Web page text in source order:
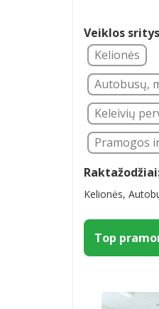
Veiklos
Kelionės
Autobusų,
Keleivių
Pramogos
Kelionės,
Top